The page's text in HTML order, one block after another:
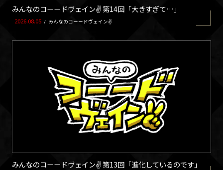
みんなのコーードヴェイン✌ 第14回「大きすぎて…」
2026.08.05 / みんなのコーードヴェイン✌
みんなのコーードヴェイン✌ 第13回「進化しているのです」